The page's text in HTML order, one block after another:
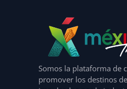
Somos la plataforma de
promover los destinos